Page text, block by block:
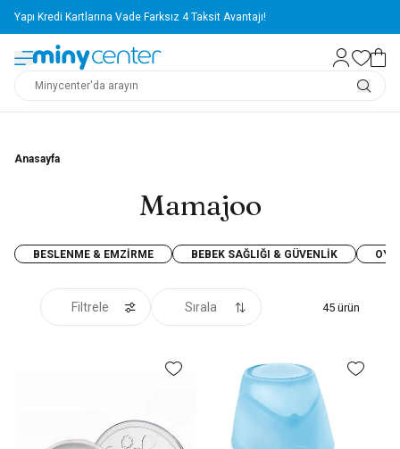
Yapı Kredi Kartlarına Vade Farksız 4 Taksit Avantajı!
Anasayfa
Mamajoo
BESLENME & EMZIRME BEBEK SAĞLIĞI & GÜVENLIK
Filtrele Sırala 45 ürün